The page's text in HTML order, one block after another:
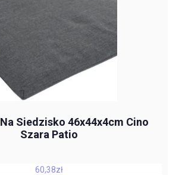
Siedzisko 46x44x4cm Cino
Szara Patio
60,38zł